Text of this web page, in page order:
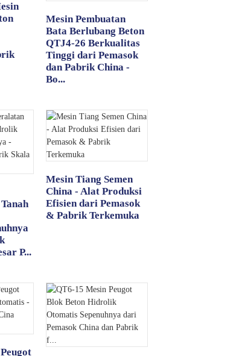
Mesin Pembuatan
Bata Berlubang Beton
QTJ4-26 Berkualitas
Tinggi dari Pemasok
dan Pabrik China -
Bo...
P...
Mesin Tiang Semen
China - Alat Produksi
Efisien dari Pemasok
& Pabrik Terkemuka